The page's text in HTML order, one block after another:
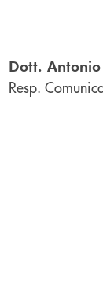
Dott.
Resp.